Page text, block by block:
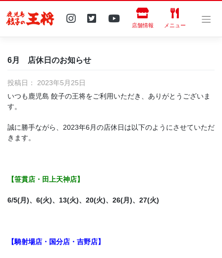
content
店舗情報 メニュー
6月 店休日のお知らせ
投稿日： 2023年5月25日
いつも鹿児島 餃子の王将をご利用いただき、ありがとうございま
す。
誠に勝手ながら、2023年6月の店休日は以下のようにさせていただ
きます。
【笹貫店・田上天神店】
6/5(月)、6(火)、13(火)、20(火)、26(月)、27(火)
【騎射場店・国分店・吉野店】